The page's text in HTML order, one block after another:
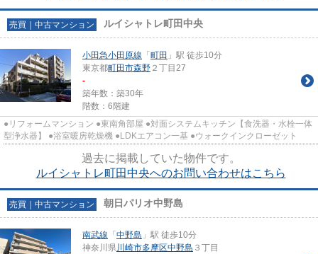
売買｜中古マンション ルイシャトレ町田中央
小田急小田原線 「 町田 」駅 徒歩10分
東京都町田市森野 ２丁目27
-
築年数：築30年
階数：6階建
●リフォームマンション ●東南角部屋 ●対面システムキッチン【食洗器・水栓一体
型浄水器】 ●浴室暖房乾燥機 ●LDKエアコン一基 ●ウォークインクローゼット
過去に掲載していた物件です。
ルイシャトレ町田中央へのお問い合わせはこちら
売買｜中古マンション 朝日パリオ中野島
南武線 「 中野島 」駅 徒歩10分
神奈川県川崎市多摩区中野島 ３丁目